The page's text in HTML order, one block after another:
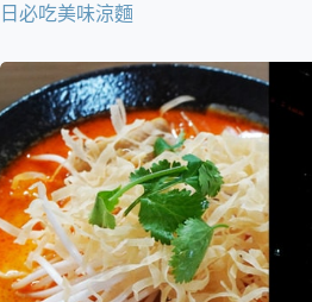
日必吃美味涼麵